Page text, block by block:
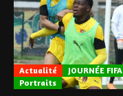
Actualité
JOURNÉE FIFA
Portraits